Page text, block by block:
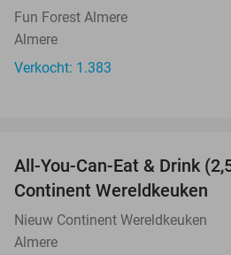
Fun Forest Almere
Almere
Verkocht: 1.383
All-You-Can-Eat & Drink
Continent Wereldkeuken
Nieuw Continent Wereldkeuken
Almere